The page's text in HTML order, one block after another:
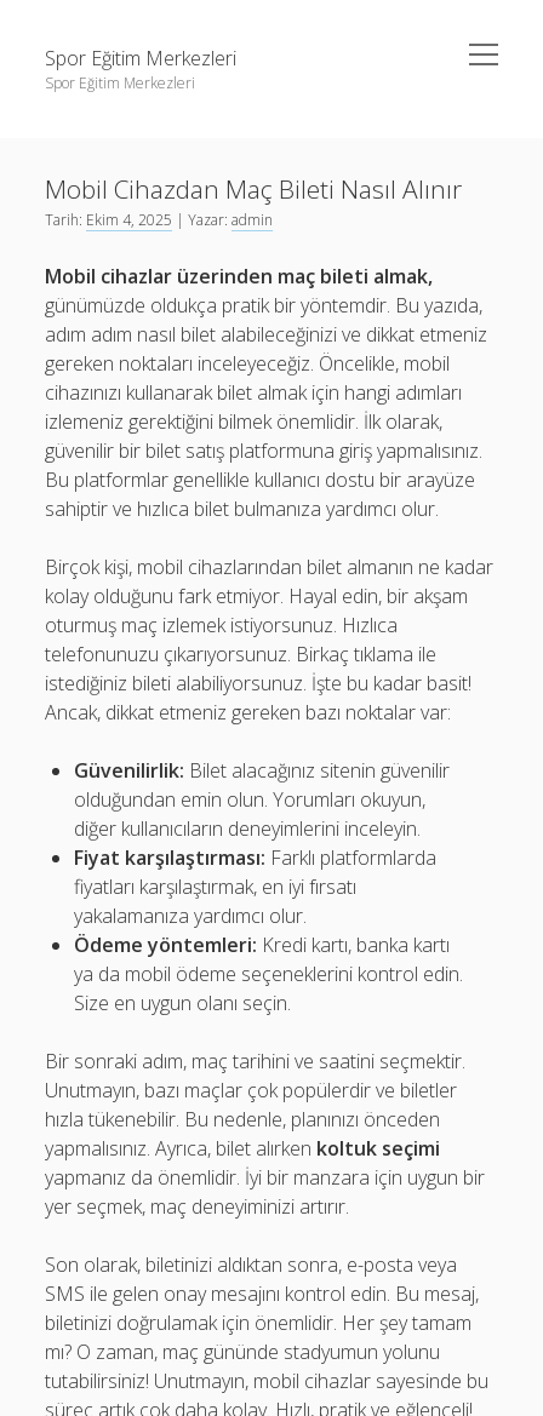
Spor Eğitim Merkezleri
Spor Eğitim Merkezleri
menüyü
aç
Sayfa Listesi
Şifresiz Instagram Beğeni Arttırma
Tiktok Yorum Yükleme Bedava
Sayfa Listesi
Şifresiz Instagram Beğeni Arttırma
Tiktok Yorum Yükleme Bedava
Mobil Cihazdan Maç Bileti Nasıl Alınır
Tarih: Ekim 4, 2025 | Yazar:admin
Mobil cihazlar üzerinden maç bileti almak,
günümüzde oldukça pratik bir yöntemdir. Bu yazıda,
adım adım nasıl bilet alabileceğinizi ve dikkat etmeniz
gereken noktaları inceleyeceğiz. Öncelikle, mobil
cihazınızı kullanarak bilet almak için hangi adımları
izlemeniz gerektiğini bilmek önemlidir. İlk olarak,
güvenilir bir bilet satış platformuna giriş yapmalısınız.
Bu platformlar genellikle kullanıcı dostu bir arayüze
sahiptir ve hızlıca bilet bulmanıza yardımcı olur.
Birçok kişi, mobil cihazlarından bilet almanın ne kadar
kolay olduğunu fark etmiyor. Hayal edin, bir akşam
oturmuş maç izlemek istiyorsunuz. Hızlıca
telefonunuzu çıkarıyorsunuz. Birkaç tıklama ile
istediğiniz bileti alabiliyorsunuz. İşte bu kadar basit!
Ancak, dikkat etmeniz gereken bazı noktalar var:
Güvenilirlik: Bilet alacağınız sitenin güvenilir
olduğundan emin olun. Yorumları okuyun,
diğer kullanıcıların deneyimlerini inceleyin.
Fiyat karşılaştırması: Farklı platformlarda
fiyatları karşılaştırmak, en iyi fırsatı
yakalamanıza yardımcı olur.
Ödeme yöntemleri: Kredi kartı, banka kartı
ya da mobil ödeme seçeneklerini kontrol edin.
Size en uygun olanı seçin.
Bir sonraki adım, maç tarihini ve saatini seçmektir.
Unutmayın, bazı maçlar çok popülerdir ve biletler
hızla tükenebilir. Bu nedenle, planınızı önceden
yapmalısınız. Ayrıca, bilet alırken koltuk seçimi
yapmanız da önemlidir. İyi bir manzara için uygun bir
yer seçmek, maç deneyiminizi artırır.
Son olarak, biletinizi aldıktan sonra, e-posta veya
SMS ile gelen onay mesajını kontrol edin. Bu mesaj,
biletinizi doğrulamak için önemlidir. Her şey tamam
mı? O zaman, maç gününde stadyumun yolunu
tutabilirsiniz! Unutmayın, mobil cihazlar sayesinde bu
süreç artık çok daha kolay. Hızlı, pratik ve eğlenceli!